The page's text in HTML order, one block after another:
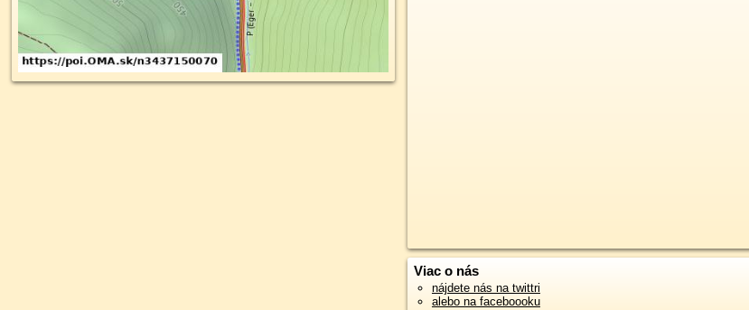
Viac o nás
nájdete nás na twittri
alebo na faceboooku